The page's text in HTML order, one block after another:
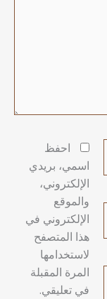
احفظ
اسمي، بريدي
الإلكتروني،
والموقع
الإلكتروني في
هذا المتصفح
لاستخدامها
المرة المقبلة
في تعليقي.